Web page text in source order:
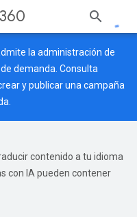
la administración de
demanda. Consulta
y publicar una campaña
contenido a tu idioma
con IA pueden contener